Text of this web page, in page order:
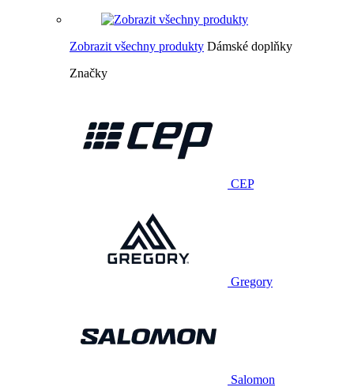
Zobrazit všechny produkty Dámské doplňky
Značky
CEP
Gregory
Salomon